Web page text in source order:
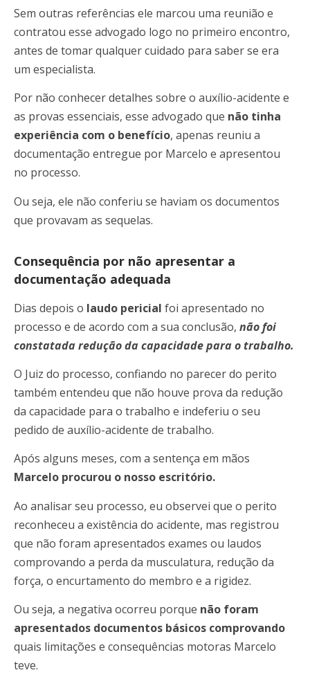
Sem outras referências ele marcou uma reunião e
contratou esse advogado logo no primeiro encontro,
antes de tomar qualquer cuidado para saber se era
um especialista.
Por não conhecer detalhes sobre o auxílio-acidente e
as provas essenciais, esse advogado que não tinha
experiência com o benefício, apenas reuniu a
documentação entregue por Marcelo e apresentou
no processo.
Ou seja, ele não conferiu se haviam os documentos
que provavam as sequelas.
Consequência por não apresentar a
documentação adequada
Dias depois o laudo pericial foi apresentado no
processo e de acordo com a sua conclusão, não foi
constatada redução da capacidade para o trabalho.
O Juiz do processo, confiando no parecer do perito
também entendeu que não houve prova da redução
da capacidade para o trabalho e indeferiu o seu
pedido de auxílio-acidente de trabalho.
Após alguns meses, com a sentença em mãos
Marcelo procurou o nosso escritório.
Ao analisar seu processo, eu observei que o perito
reconheceu a existência do acidente, mas registrou
que não foram apresentados exames ou laudos
comprovando a perda da musculatura, redução da
força, o encurtamento do membro e a rigidez.
Ou seja, a negativa ocorreu porque não foram
apresentados documentos básicos comprovando
quais limitações e consequências motoras Marcelo
teve.